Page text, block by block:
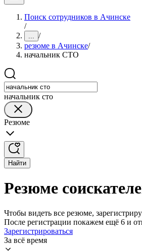
Поиск сотрудников в Ачинске
/
... /
резюме в Ачинске/
начальник СТО
начальник сто
Резюме
Найти
Резюме
Чтобы видеть все резюме,
После регистрации покажем ещё 6 и
Зарегистрироваться
За всё время